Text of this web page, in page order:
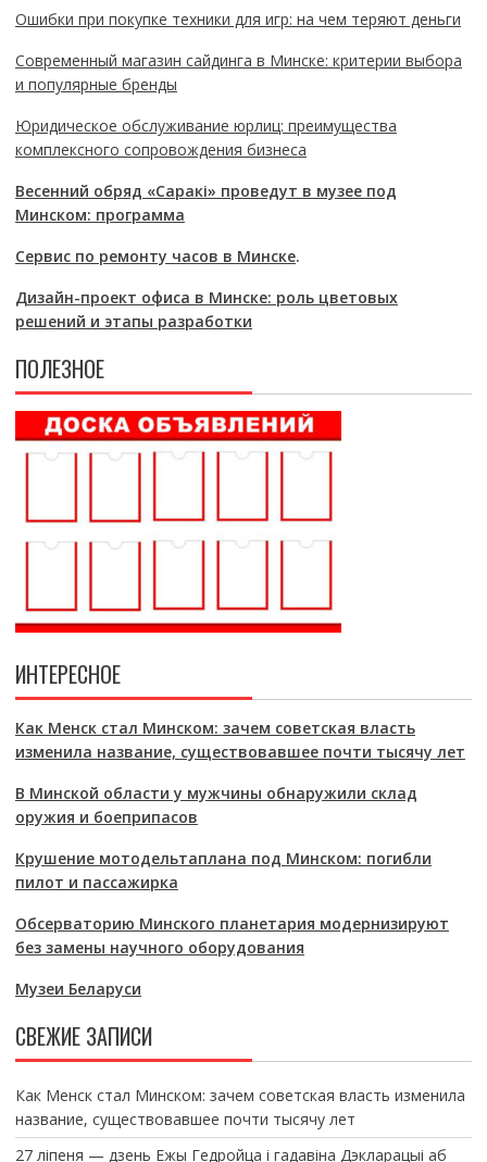
Ошибки при покупке техники для игр: на чем теряют деньги
Современный магазин сайдинга в Минске: критерии выбора
и популярные бренды
Юридическое обслуживание юрлиц: преимущества
комплексного сопровождения бизнеса
Весенний обряд «Саракі» проведут в музее под
Минском: программа
Сервис по ремонту часов в Минске.
Дизайн-проект офиса в Минске: роль цветовых
решений и этапы разработки
ПОЛЕЗНОЕ
ИНТЕРЕСНОЕ
Как Менск стал Минском: зачем советская власть
изменила название, существовавшее почти тысячу лет
В Минской области у мужчины обнаружили склад
оружия и боеприпасов
Крушение мотодельтаплана под Минском: погибли
пилот и пассажирка
Обсерваторию Минского планетария модернизируют
без замены научного оборудования
Музеи Беларуси
СВЕЖИЕ ЗАПИСИ
Как Менск стал Минском: зачем советская власть изменила
название, существовавшее почти тысячу лет
27 ліпеня — дзень Ежы Гедройца і гадавіна Дэкларацыі аб